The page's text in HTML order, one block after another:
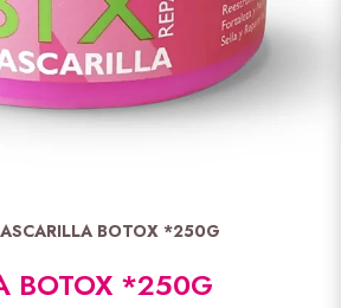
BOTOX *250G
BOTOX *250G